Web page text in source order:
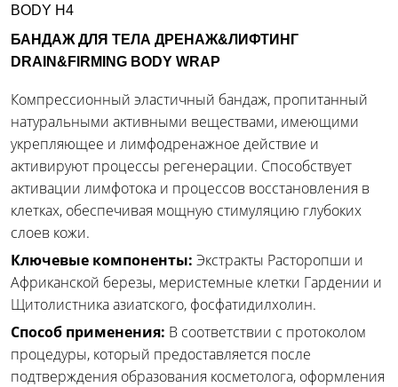
BODY H4
БАНДАЖ ДЛЯ ТЕЛА ДРЕНАЖ&ЛИФТИНГ
DRAIN&FIRMING BODY WRAP
Компрессионный эластичный бандаж, пропитанный
натуральными активными веществами, имеющими
укрепляющее и лимфодренажное действие и
активируют процессы регенерации. Способствует
активации лимфотока и процессов восстановления в
клетках, обеспечивая мощную стимуляцию глубоких
слоев кожи.
Ключевые компоненты: Экстракты Расторопши и
Африканской березы, меристемные клетки Гардении и
Щитолистника азиатского, фосфатидилхолин.
Способ применения: В соответствии с протоколом
процедуры, который предоставляется после
подтверждения образования косметолога, оформления